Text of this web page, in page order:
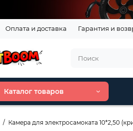
Оплата и доставка Гарантия и
Каталог товаров
Камера для электросамоката 10*2,50